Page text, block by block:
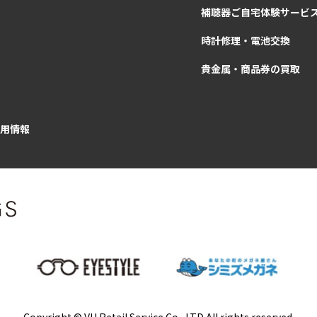
補聴器ご自宅体験サービ
時計修理・電池交換
貴金属・商品券の買取
情報